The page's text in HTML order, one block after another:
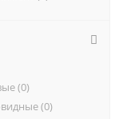
(0)
(0)